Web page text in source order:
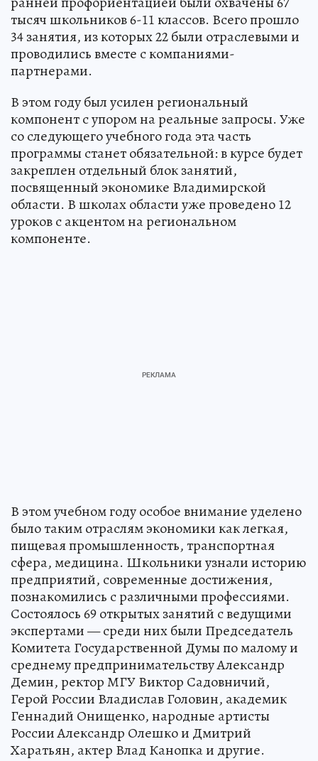
тысяч школьников 6-11 классов. Всего прошло
34 занятия, из которых 22 были отраслевыми и
проводились вместе с компаниями-
партнерами.
В этом году был усилен региональный
компонент с упором на реальные запросы. Уже
со следующего учебного года эта часть
программы станет обязательной: в курсе будет
закреплен отдельный блок занятий,
посвященный экономике Владимирской
области. В школах области уже проведено 12
уроков с акцентом на региональном
компоненте.
В этом учебном году особое внимание уделено
было таким отраслям экономики как легкая,
пищевая промышленность, транспортная
сфера, медицина. Школьники узнали историю
предприятий, современные достижения,
познакомились с различными профессиями.
Состоялось 69 открытых занятий с ведущими
экспертами — среди них были Председатель
Комитета Государственной Думы по малому и
среднему предпринимательству Александр
Демин, ректор МГУ Виктор Садовничий,
Герой России Владислав Головин, академик
Геннадий Онищенко, народные артисты
России Александр Олешко и Дмитрий
Харатьян, актер Влад Канопка и другие.